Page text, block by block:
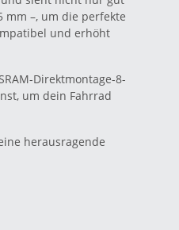
mm –, um die perfekte
und erhöht
Direktmontage-8-
um dein Fahrrad
herausragende